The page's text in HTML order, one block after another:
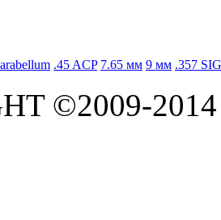
.45 ACP 7.65 мм 9 мм .357 SIG
©2009-